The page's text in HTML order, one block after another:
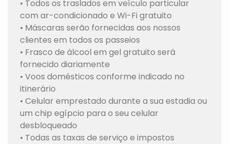
• Todos os traslados em veículo particular
com ar-condicionado e Wi-Fi gratuito
• Máscaras serão fornecidas aos nossos
clientes em todos os passeios
• Frasco de álcool em gel gratuito será
fornecido diariamente
• Voos domésticos conforme indicado no
itinerário
• Celular emprestado durante a sua estadia ou
um chip egípcio para o seu celular
desbloqueado
• Todas as taxas de serviço e impostos